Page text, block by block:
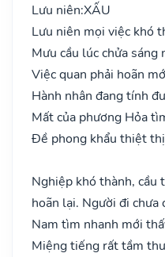
Lưu niên:XẤU
Lưu niên mọi việc khó
Mưu cầu lúc chửa sáng
Việc quan phải hoãn
Hành nhân đang tính
Mất của phương Hỏa
Đề phong khẩu thiệt
Nghiệp khó thành, cầu
hoãn lại. Người đi chưa
Nam tìm nhanh mới
Miệng tiếng rất tầm